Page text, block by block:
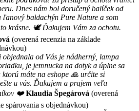
Dnes nám bol doručený balíček od
ľanový baldachýn Pure Nature a som
krásne. 🕊 Ďakujem Vám za ochotu.
(overená recenzia na základe
objednala od Vás je nádherný, lampa
je jemnucka na dotyk a úplne sa
ktorú máte na eshope 🙏 určite si
u vás. Ďakujem a prajem veľa
❤️ Klaudia Špegárová (overená
spárovania s objednávkou)